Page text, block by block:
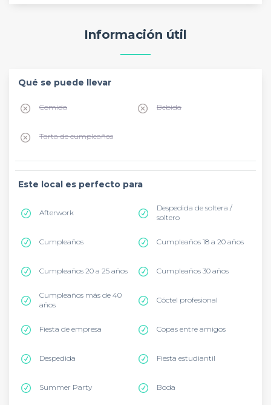
Información útil
Qué se puede llevar
Comida Bebida
Tarta de cumpleaños
Este local es perfecto para
Afterwork
Despedida de soltera /
soltero
Cumpleaños Cumpleaños 18 a 20 años
Cumpleaños 20 a 25 años Cumpleaños 30 años
Cumpleaños más de 40
años
Cóctel profesional
Fiesta de empresa Copas entre amigos
Despedida Fiesta estudiantil
Summer Party Boda